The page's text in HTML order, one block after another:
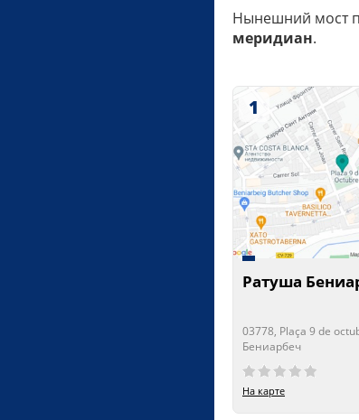
Нынешний мост
меридиан.
1
Ратуша
03778, Plaça 9 de
Бениарбеч
Сейчас открыто!
Сейчас закрыто!
На карте